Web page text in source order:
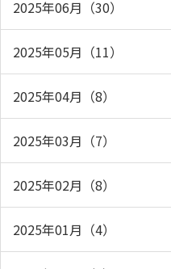
2025年06月（30）
2025年05月（11）
2025年04月（8）
2025年03月（7）
2025年02月（8）
2025年01月（4）